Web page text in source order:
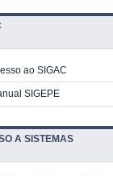
ao SIGAC
SIGEPE
A SISTEMAS